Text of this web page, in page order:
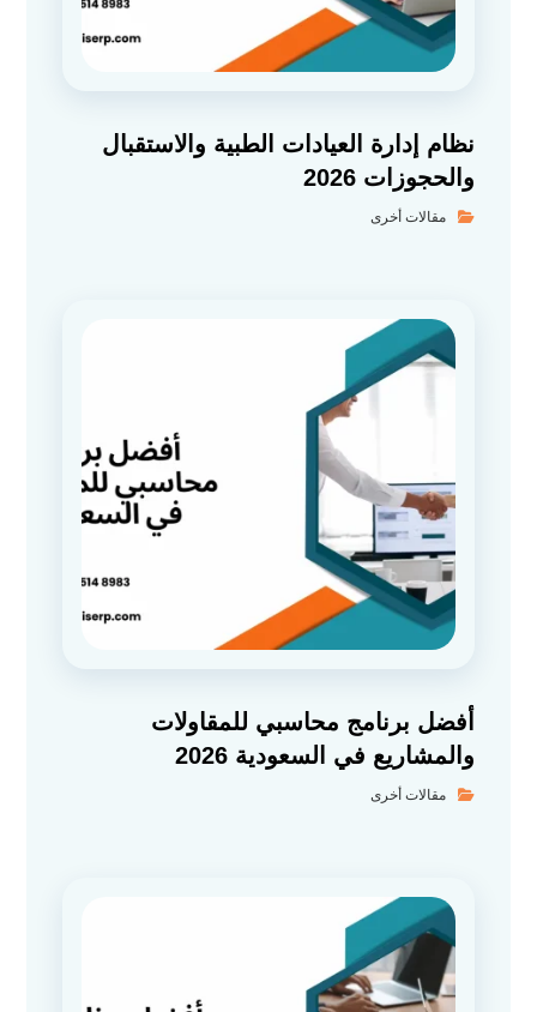
نظام إدارة العيادات الطبية والاستقبال
والحجوزات 2026
مقالات أخرى
أفضل برنامج محاسبي للمقاولات
والمشاريع في السعودية 2026
مقالات أخرى